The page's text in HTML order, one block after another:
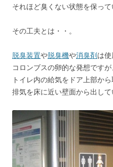
それほど臭くない状態を保っ
その工夫とは・・。
脱臭装置や脱臭機や消臭剤は使
コロンブスの卵的な発想ですが
トイレ内の給気をドア上部から
排気を床に近い壁面から出して